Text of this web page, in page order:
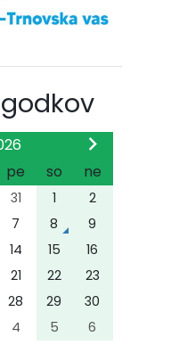
pe so ne
31 1
2
7 8
9
14 15
16
21 22
23
28 29
30
4 5 6